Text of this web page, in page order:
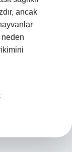
ancak
neden